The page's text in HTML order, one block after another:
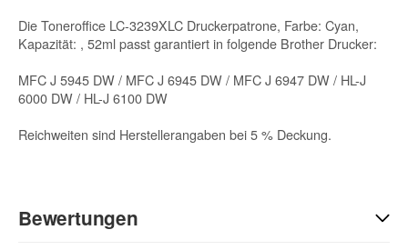
Die Toneroffice LC-3239XLC Druckerpatrone, Farbe: Cyan,
Kapazität: , 52ml passt garantiert in folgende Brother Drucker:
MFC J 5945 DW / MFC J 6945 DW / MFC J 6947 DW / HL-J
6000 DW / HL-J 6100 DW
Reichweiten sind Herstellerangaben bei 5 % Deckung.
Bewertungen